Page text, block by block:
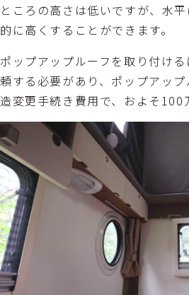
ところの高さは低いですが、水
的に高くすることができます。
ポップアップルーフを取り付け
頼する必要があり、ポップアッ
造変更手続き費用で、およそ100